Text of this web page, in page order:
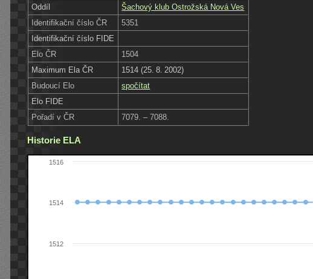
Oddíl
Šachový klub Ostrožská Nová Ves
Identifikační číslo ČR
5351
Identifikační číslo FIDE
Elo ČR
1504
Maximum Ela ČR
1514 (25. 8. 2002)
Budoucí Elo
spočítat
Elo FIDE
Pořadí v ČR
7079. – 7088.
Historie ELA
1512
1514
1516